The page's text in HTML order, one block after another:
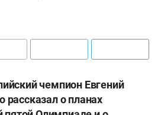
чемпион Евгений
о планах